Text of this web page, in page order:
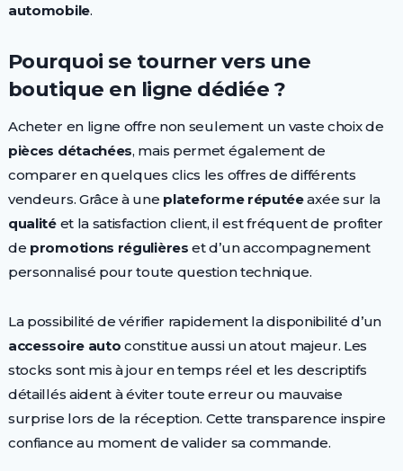
automobile.
Pourquoi se tourner vers une
boutique en ligne dédiée ?
Acheter en ligne offre non seulement un vaste choix de
pièces détachées, mais permet également de
comparer en quelques clics les offres de différents
vendeurs. Grâce à une plateforme réputéeaxée sur la
qualitéet la satisfaction client, il est fréquent de profiter
de promotions régulières et d’un accompagnement
personnalisé pour toute question technique.
La possibilité de vérifier rapidement la disponibilité d’un
accessoire auto constitue aussi un atout majeur. Les
stocks sont mis à jour en temps réel et les descriptifs
détaillés aident à éviter toute erreur ou mauvaise
surprise lors de la réception. Cette transparence inspire
confiance au moment de valider sa commande.